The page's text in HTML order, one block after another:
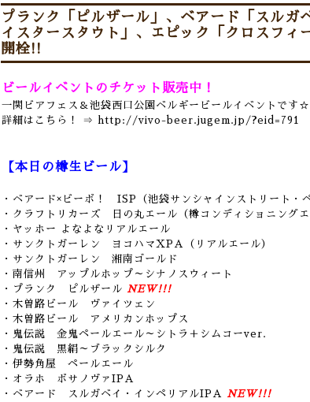
プランク「ピルザール」、ベアード「スル
イスタースタウト」、エピック「クロスフィ
開栓!!
ビールイベントのチケット販売中！
一関ビアフェス＆池袋西口公園ベルギービールイベントです☆
詳細はこちら！ ⇒
http://vivo-beer.jugem.jp/?eid=791
【本日の樽生ビール】
・ベアード×ビーボ！ ISP（池袋サンシャインストリート・
・クラフトリカーズ 日の丸エール（樽コンディショニングエ
・ヤッホー よなよなリアルエール
・サンクトガーレン ヨコハマXPA（リアルエール）
・サンクトガーレン 湘南ゴールド
・南信州 アップルホップ～シナノスウィート
・プランク ピルザール NEW!!!
・木曽路ビール ヴァイツェン
・木曽路ビール アメリカンホップス
・鬼伝説 金鬼ペールエール～シトラ＋シムコーver.
・鬼伝説 黒絹～ブラックシルク
・伊勢角屋 ペールエール
・オラホ ボサノヴァIPA
・ベアード スルガベイ・インペリアルIPA
NEW!!!